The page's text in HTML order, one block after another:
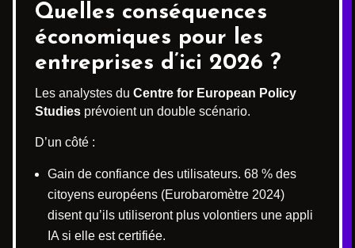
Quelles conséquences
économiques pour les
entreprises d’ici 2026 ?
Les analystes du Centre for European Policy
Studies prévoient un double scénario.
D’un côté :
Gain de confiance des utilisateurs. 68 % des
citoyens européens (Eurobaromètre 2024)
disent qu’ils utiliseront plus volontiers une appli
IA si elle est certifiée.